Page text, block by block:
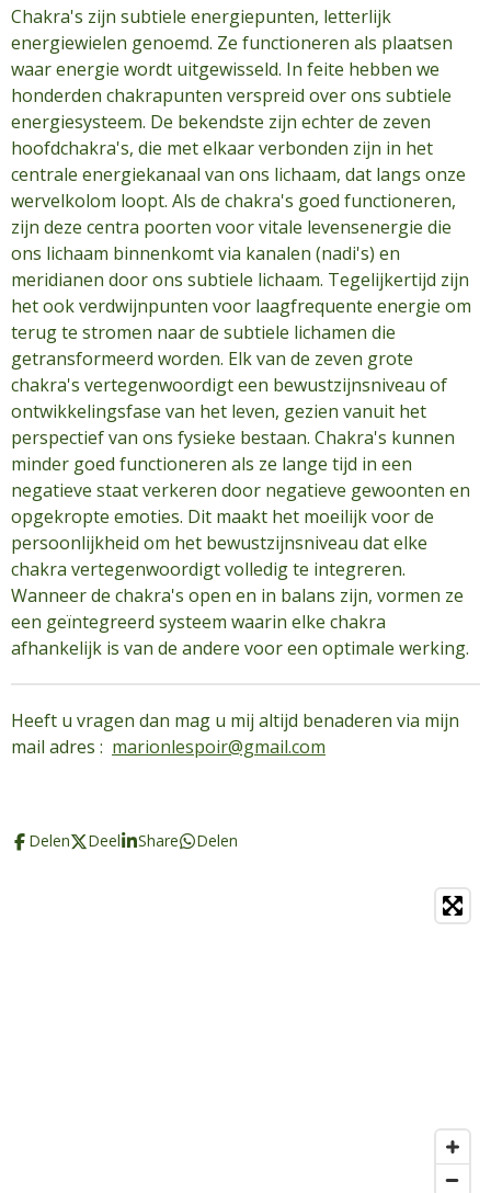
Chakra's zijn subtiele energiepunten, letterlijk
energiewielen genoemd. Ze functioneren als plaatsen
waar energie wordt uitgewisseld. In feite hebben we
honderden chakrapunten verspreid over ons subtiele
energiesysteem. De bekendste zijn echter de zeven
hoofdchakra's, die met elkaar verbonden zijn in het
centrale energiekanaal van ons lichaam, dat langs onze
wervelkolom loopt. Als de chakra's goed functioneren,
zijn deze centra poorten voor vitale levensenergie die
ons lichaam binnenkomt via kanalen (nadi's) en
meridianen door ons subtiele lichaam. Tegelijkertijd zijn
het ook verdwijnpunten voor laagfrequente energie om
terug te stromen naar de subtiele lichamen die
getransformeerd worden. Elk van de zeven grote
chakra's vertegenwoordigt een bewustzijnsniveau of
ontwikkelingsfase van het leven, gezien vanuit het
perspectief van ons fysieke bestaan. Chakra's kunnen
minder goed functioneren als ze lange tijd in een
negatieve staat verkeren door negatieve gewoonten en
opgekropte emoties. Dit maakt het moeilijk voor de
persoonlijkheid om het bewustzijnsniveau dat elke
chakra vertegenwoordigt volledig te integreren.
Wanneer de chakra's open en in balans zijn, vormen ze
een geïntegreerd systeem waarin elke chakra
afhankelijk is van de andere voor een optimale werking.
Heeft u vragen dan mag u mij altijd benaderen via mijn
mail adres : marionlespoir@gmail.com
Delen Deel Share Delen